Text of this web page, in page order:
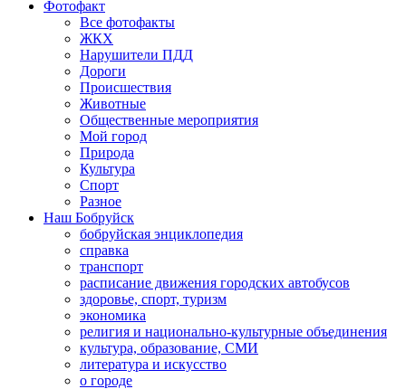
Фотофакт
Все фотофакты
ЖКХ
Нарушители ПДД
Дороги
Происшествия
Животные
Общественные мероприятия
Мой город
Природа
Культура
Спорт
Разное
Наш Бобруйск
бобруйская энциклопедия
справка
транспорт
расписание движения городских автобусов
здоровье, спорт, туризм
экономика
религия и национально-культурные объединения
культура, образование, СМИ
литература и искусство
о городе